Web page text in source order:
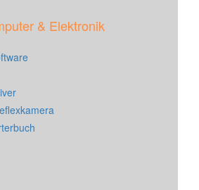
& Elektronik